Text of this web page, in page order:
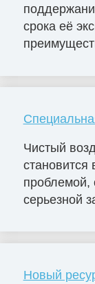
срока её
Чистый
становится
проблемой,
серьезной
Новый